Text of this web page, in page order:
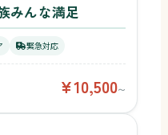
みんな満足
緊急対応
¥10,500〜